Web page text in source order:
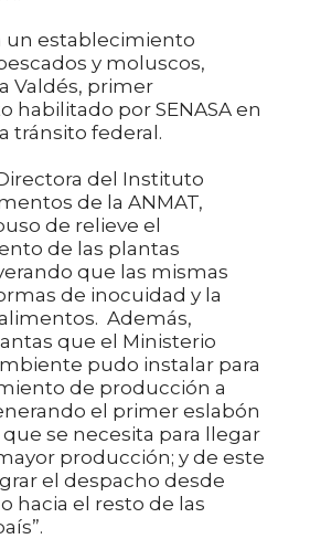
un establecimiento
y moluscos,
Valdés, primer
habilitado por SENASA en
tránsito federal.
del Instituto
de la ANMAT,
de relieve el
de las plantas
que las mismas
de inocuidad y la
Además,
que el Ministerio
pudo instalar para
de producción a
el primer eslabón
se necesita para llegar
producción; y de este
el despacho desde
hacia el resto de las